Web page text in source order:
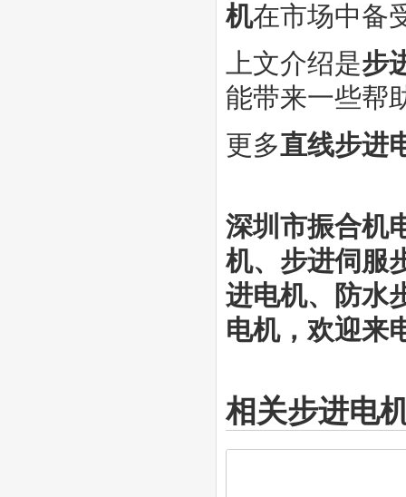
机在市场中备
上文介绍是步
能带来一些帮
更多直线步进
深圳市振合机
机、步进伺服
进电机、防水
电机，欢迎来
相关步进电